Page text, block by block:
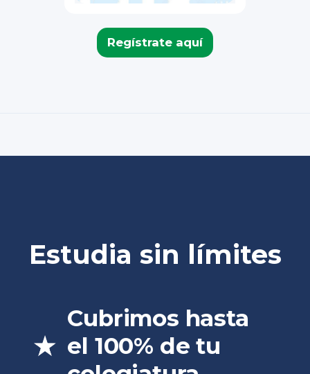
Regístrate aquí
Estudia sin límites
Cubrimos hasta
el 100% de tu